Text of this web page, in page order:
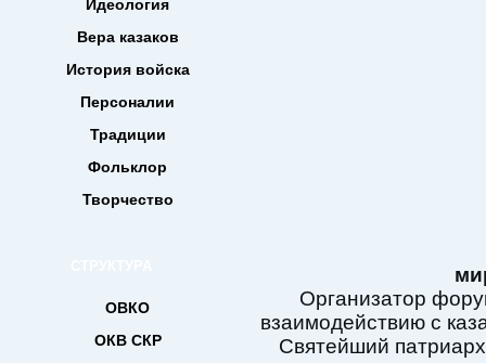
Идеология
Вера казаков
История войска
Персоналии
Традиции
Фольклор
Творчество
ОВКО
ОКВ СКР
Организатор
взаимодействию с
Святейший